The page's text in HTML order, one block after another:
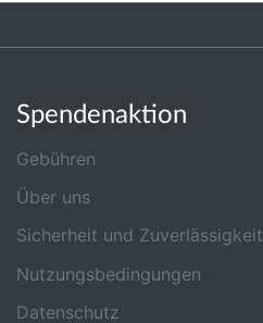
Spendenaktion
Gebühren
Über uns
Sicherheit und Zuverlässigkeit
Nutzungsbedingungen
Datenschutz